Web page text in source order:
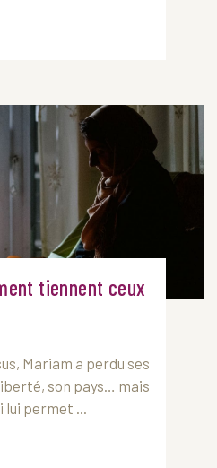
tiennent ceux
Mariam a perdu ses
son pays… mais
lui permet ...